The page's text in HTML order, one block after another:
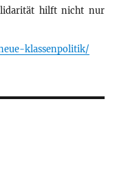
hilft nicht nur
klassenpolitik/